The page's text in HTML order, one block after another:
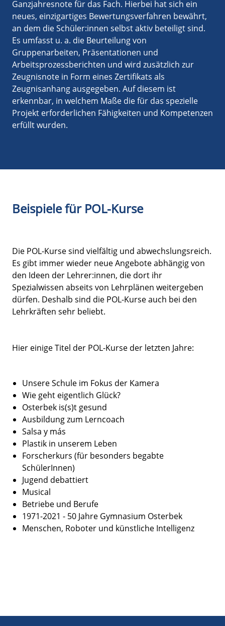
Ganzjahresnote für das Fach. Hierbei hat sich ein
neues, einzigartiges Bewertungsverfahren bewährt,
an dem die Schüler:innen selbst aktiv beteiligt sind.
Es umfasst u. a. die Beurteilung von
Gruppenarbeiten, Präsentationen und
Arbeitsprozessberichten und wird zusätzlich zur
Zeugnisnote in Form eines Zertifikats als
Zeugnisanhang ausgegeben. Auf diesem ist
erkennbar, in welchem Maße die für das spezielle
Projekt erforderlichen Fähigkeiten und Kompetenzen
erfüllt wurden.
Beispiele für POL-Kurse
Die POL-Kurse sind vielfältig und abwechslungsreich.
Es gibt immer wieder neue Angebote abhängig von
den Ideen der Lehrer:innen, die dort ihr
Spezialwissen abseits von Lehrplänen weitergeben
dürfen. Deshalb sind die POL-Kurse auch bei den
Lehrkräften sehr beliebt.
Hier einige Titel der POL-Kurse der letzten Jahre:
Unsere Schule im Fokus der Kamera
Wie geht eigentlich Glück?
Osterbek is(s)t gesund
Ausbildung zum Lerncoach
Salsa y más
Plastik in unserem Leben
Forscherkurs (für besonders begabte
SchülerInnen)
Jugend debattiert
Musical
Betriebe und Berufe
1971-2021 - 50 Jahre Gymnasium Osterbek
Menschen, Roboter und künstliche Intelligenz